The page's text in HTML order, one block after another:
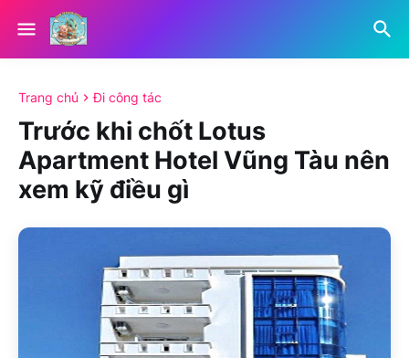
Trang chủ Đi công tác
Trước khi chốt Lotus
Apartment Hotel Vũng Tàu nên
xem kỹ điều gì